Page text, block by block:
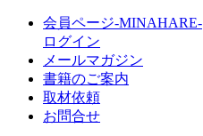
会員ページ-MINAHARE-
ログイン
メールマガジン
書籍のご案内
取材依頼
お問合せ